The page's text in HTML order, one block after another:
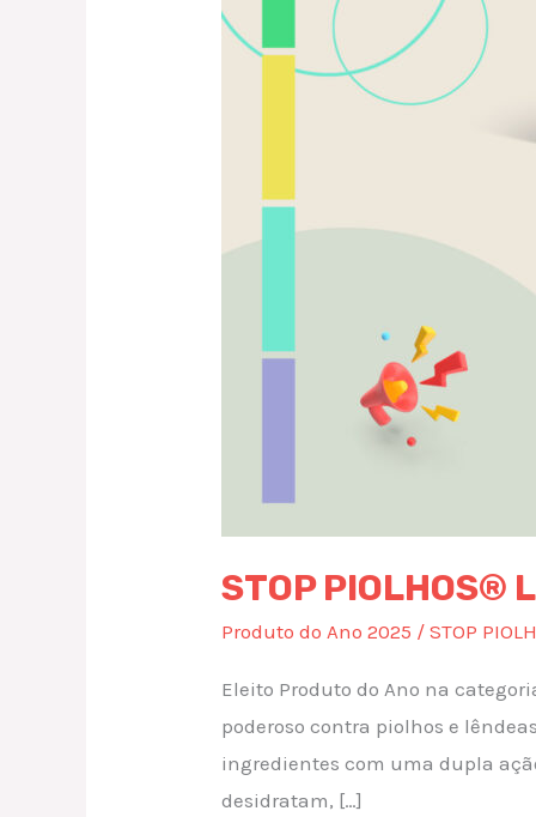
STOP PIOLHOS®
Produto do Ano 2025 /STOP
Eleito Produto do Ano na
poderoso contra piolhos e
ingredientes com uma dupla
desidratam, […]